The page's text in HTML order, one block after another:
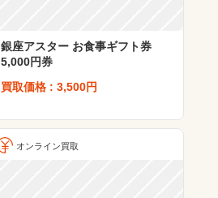
銀座アスター お食事ギフト券
5,000円券
買取価格 : 3,500円
オンライン買取